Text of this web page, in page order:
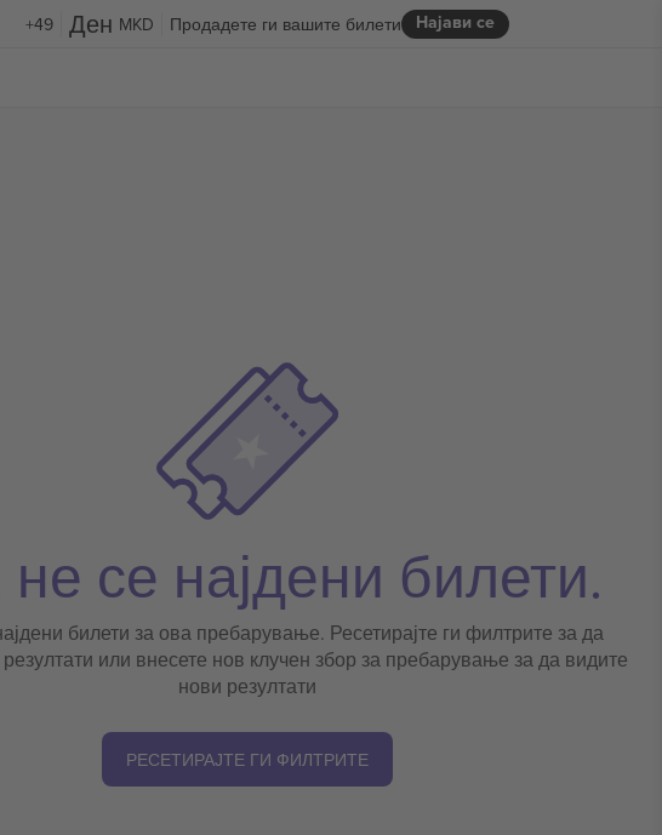
+49 MKD Најави се
Продадете ги вашите билети
се најдени билети.
билети за ова пребарување. Ресетирајте ги филтрите за да
или внесете нов клучен збор за пребарување за да видите
нови резултати
РЕСЕТИРАЈТЕ ГИ ФИЛТРИТЕ